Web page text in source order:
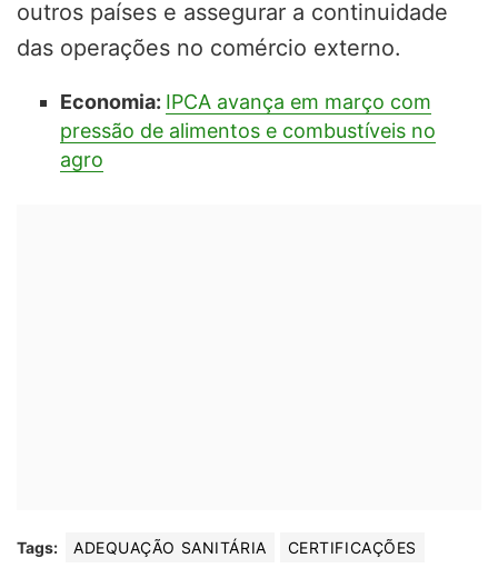
outros países e assegurar a continuidade
das operações no comércio externo.
Economia: IPCA avança em março com
pressão de alimentos e combustíveis no
agro
Tags: ADEQUAÇÃO SANITÁRIA
CERTIFICAÇÕES